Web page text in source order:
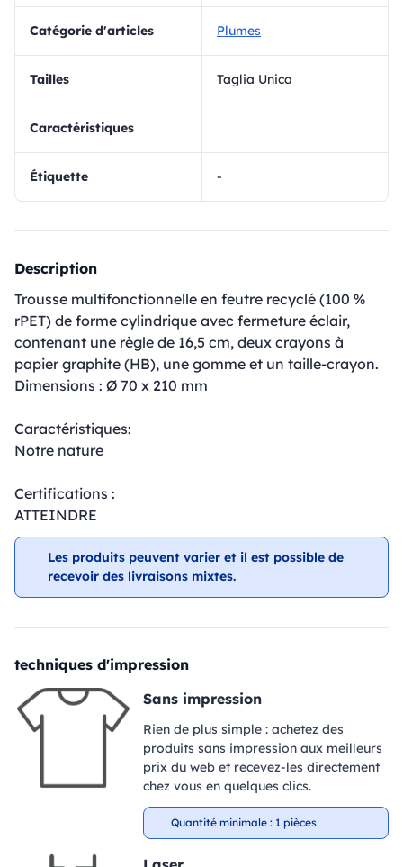
Catégorie d'articles Plumes
Tailles Taglia Unica
Caractéristiques
Étiquette -
Description
Trousse multifonctionnelle en feutre recyclé (100 %
rPET) de forme cylindrique avec fermeture éclair,
contenant une règle de 16,5 cm, deux crayons à
papier graphite (HB), une gomme et un taille-crayon.
Dimensions : Ø 70 x 210 mm
Caractéristiques:
Notre nature
Certifications :
ATTEINDRE
Les produits peuvent varier et il est possible de
recevoir des livraisons mixtes.
techniques d'impression
Sans impression
Rien de plus simple : achetez des
produits sans impression aux meilleurs
prix du web et recevez-les directement
chez vous en quelques clics.
Quantité minimale : 1 pièces